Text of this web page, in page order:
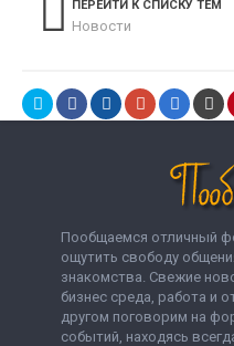
ПЕРЕЙТИ К СПИСКУ ТЕМ
Новости
Пообщаемся отличный
ощутить свободу
знакомства. Свежие
бизнес среда, работа и
другом поговорим на
событий, находясь